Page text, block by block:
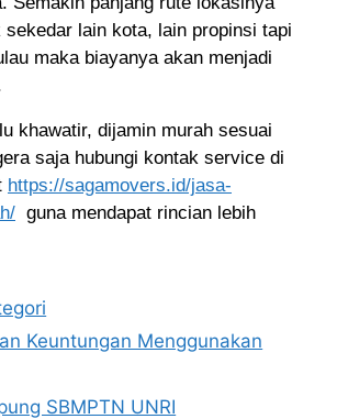
lain kota, lain propinsi tapi
maka biayanya akan menjadi
khawatir, dijamin murah sesuai
saja hubungi kontak service di
https://sagamovers.id/jasa-
guna mendapat rincian lebih
Keuntungan Menggunakan
SBMPTN UNRI